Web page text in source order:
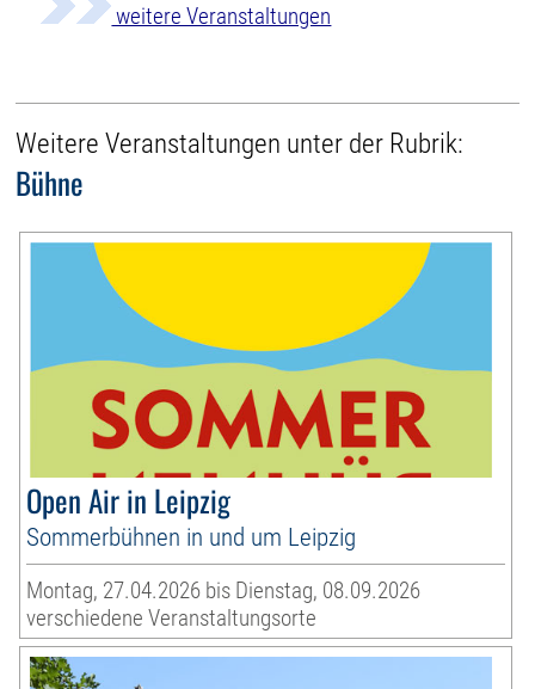
weitere Veranstaltungen
Weitere Veranstaltungen unter der Rubrik:
Bühne
Open Air in Leipzig
Sommerbühnen in und um Leipzig
Montag, 27.04.2026 bis Dienstag, 08.09.2026
verschiedene Veranstaltungsorte